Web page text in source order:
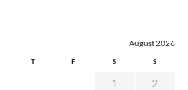
August 2026
T F S S
1
2